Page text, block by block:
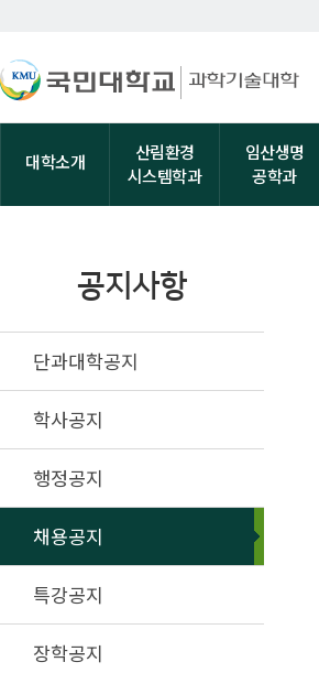
대학소개
산림환경
시스템학과
임산생명
공학과
공지사항
단과대학공지
학사공지
행정공지
채용공지
특강공지
장학공지